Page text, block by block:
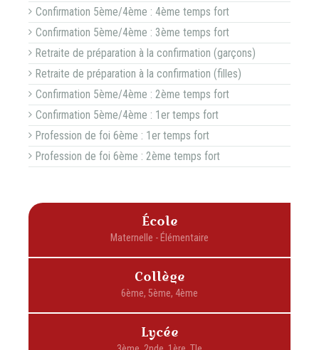
Confirmation 5ème/4ème : 4ème temps fort
Confirmation 5ème/4ème : 3ème temps fort
Retraite de préparation à la confirmation (garçons)
Retraite de préparation à la confirmation (filles)
Confirmation 5ème/4ème : 2ème temps fort
Confirmation 5ème/4ème : 1er temps fort
Profession de foi 6ème : 1er temps fort
Profession de foi 6ème : 2ème temps fort
École
Collège
Lycée